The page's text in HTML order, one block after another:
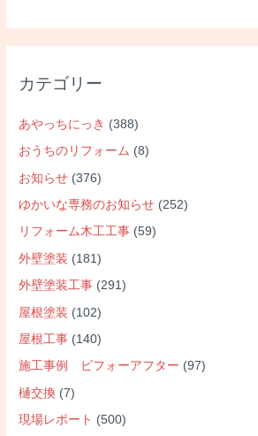
カテゴリー
あやっちにっき (388)
おうちのリフォーム (8)
お知らせ (376)
ゆかいな専務のお知らせ (252)
リフォーム木工工事 (59)
外壁塗装 (181)
外壁塗装工事 (291)
屋根塗装 (102)
屋根工事 (140)
施工事例 ビフォーアフター (97)
樋交換 (7)
現場レポート (500)